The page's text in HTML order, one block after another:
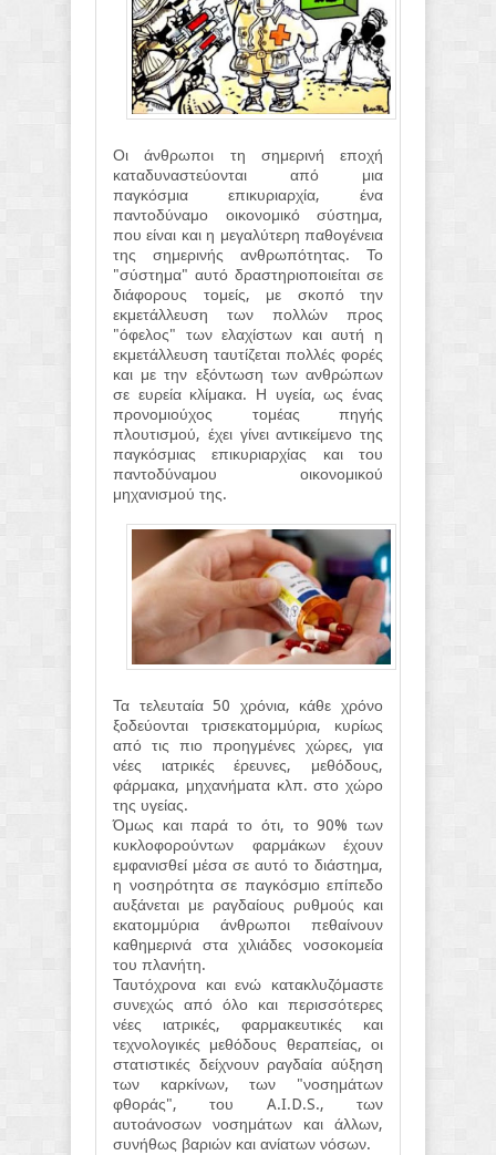
Οι άνθρωποι τη σημερινή εποχή
καταδυναστεύονται από μια
παγκόσμια επικυριαρχία, ένα
παντοδύναμο οικονομικό σύστημα,
που είναι και η μεγαλύτερη παθογένεια
της σημερινής ανθρωπότητας. Το
"σύστημα" αυτό δραστηριοποιείται σε
διάφορους τομείς, με σκοπό την
εκμετάλλευση των πολλών προς
"όφελος" των ελαχίστων και αυτή η
εκμετάλλευση ταυτίζεται πολλές φορές
και με την εξόντωση των ανθρώπων
σε ευρεία κλίμακα. Η υγεία, ως ένας
προνομιούχος τομέας πηγής
πλουτισμού, έχει γίνει αντικείμενο της
παγκόσμιας επικυριαρχίας και του
παντοδύναμου οικονομικού
μηχανισμού της.
Τα τελευταία 50 χρόνια, κάθε χρόνο
ξοδεύονται τρισεκατομμύρια, κυρίως
από τις πιο προηγμένες χώρες, για
νέες ιατρικές έρευνες, μεθόδους,
φάρμακα, μηχανήματα κλπ. στο χώρο
της υγείας.
Όμως και παρά το ότι, το 90% των
κυκλοφορούντων φαρμάκων έχουν
εμφανισθεί μέσα σε αυτό το διάστημα,
η νοσηρότητα σε παγκόσμιο επίπεδο
αυξάνεται με ραγδαίους ρυθμούς και
εκατομμύρια άνθρωποι πεθαίνουν
καθημερινά στα χιλιάδες νοσοκομεία
του πλανήτη.
Ταυτόχρονα και ενώ κατακλυζόμαστε
συνεχώς από όλο και περισσότερες
νέες ιατρικές, φαρμακευτικές και
τεχνολογικές μεθόδους θεραπείας, οι
στατιστικές δείχνουν ραγδαία αύξηση
των καρκίνων, των "νοσημάτων
φθοράς", του A.I.D.S., των
αυτοάνοσων νοσημάτων και άλλων,
συνήθως βαριών και ανίατων νόσων.